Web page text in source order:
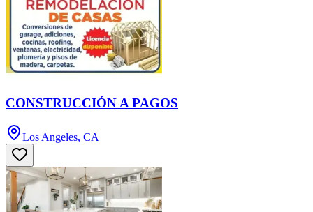
CONSTRUCCIÓN A PAGOS
Los Angeles, CA